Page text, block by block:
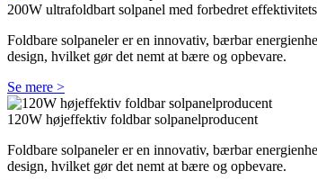
200W ultrafoldbart solpanel med forbedret
Foldbare solpaneler er en innovativ, bærbar
design, hvilket gør det nemt at bære og opbevare.
Se mere >
120W højeffektiv foldbar solpanelproducent
Foldbare solpaneler er en innovativ, bærbar
design, hvilket gør det nemt at bære og opbevare.